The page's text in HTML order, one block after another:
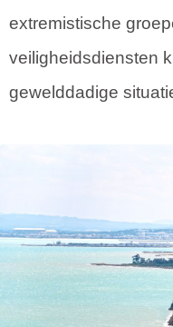
extremistische
veiligheidsdiensten
gewelddadige